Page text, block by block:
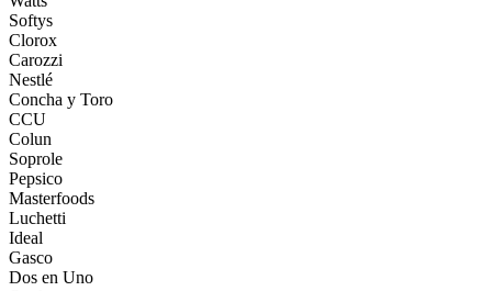
Softys
Clorox
Carozzi
Nestlé
Concha y Toro
CCU
Colun
Soprole
Pepsico
Masterfoods
Luchetti
Ideal
Gasco
Dos en Uno